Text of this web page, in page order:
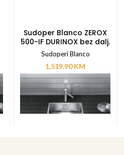
Sudoper Blanco ZEROX
500-IF DURINOX bez dalj.
upravlj.
Sudoperi Blanco
1,519.90KM